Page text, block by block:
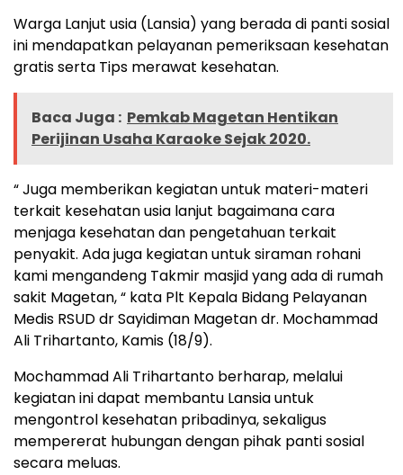
Warga Lanjut usia (Lansia) yang berada di panti sosial
ini mendapatkan pelayanan pemeriksaan kesehatan
gratis serta Tips merawat kesehatan.
Baca Juga : Pemkab Magetan Hentikan
Perijinan Usaha Karaoke Sejak 2020.
“ Juga memberikan kegiatan untuk materi-materi
terkait kesehatan usia lanjut bagaimana cara
menjaga kesehatan dan pengetahuan terkait
penyakit. Ada juga kegiatan untuk siraman rohani
kami mengandeng Takmir masjid yang ada di rumah
sakit Magetan, “ kata Plt Kepala Bidang Pelayanan
Medis RSUD dr Sayidiman Magetan dr. Mochammad
Ali Trihartanto, Kamis (18/9).
Mochammad Ali Trihartanto berharap, melalui
kegiatan ini dapat membantu Lansia untuk
mengontrol kesehatan pribadinya, sekaligus
mempererat hubungan dengan pihak panti sosial
secara meluas.